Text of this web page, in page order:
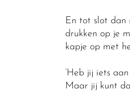
En tot slot dan
drukken op je
kapje op met
‘Heb jij iets
Maar jij kunt